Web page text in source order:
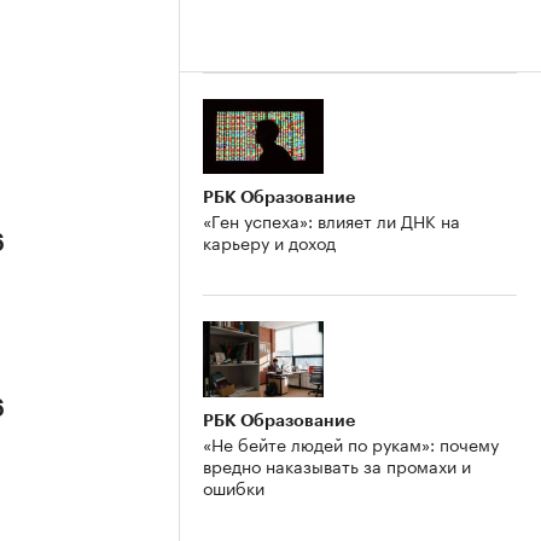
РБК Образование
«Ген успеха»: влияет ли ДНК на
карьеру и доход
РБК Образование
«Не бейте людей по рукам»: почему
вредно наказывать за промахи и
ошибки